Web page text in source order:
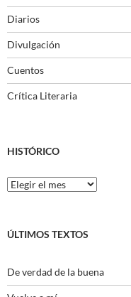
Diarios
Divulgación
Cuentos
Crítica Literaria
HISTÓRICO
Histórico
ÚLTIMOS TEXTOS
De verdad de la buena